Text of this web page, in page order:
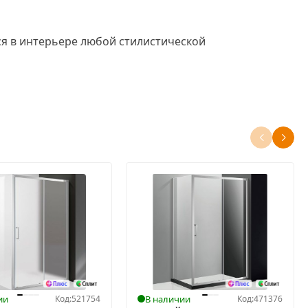
в интерьере любой стилистической
обработкой (покрытие антикапля).
полимерных материалов.
ржавчине.
Код:521754 В наличии Код:471376